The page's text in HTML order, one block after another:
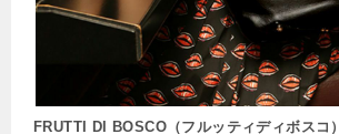
FRUTTI DI BOSCO（フルッティディボスコ）